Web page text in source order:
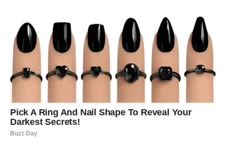
Posle oluje dolazi početak koji će
vas iznenaditi
Dok budete mislili da je sve izgubljeno, sudbina će vam
otvoriti vrata koja do sada niste ni primećivali.
Nova osoba mogla bi da uđe u vaš život potpuno
neočekivano. Oni koji nisu slobodni mogli bi da poprave
odnos sa partnerom kroz iskren razgovor i novu